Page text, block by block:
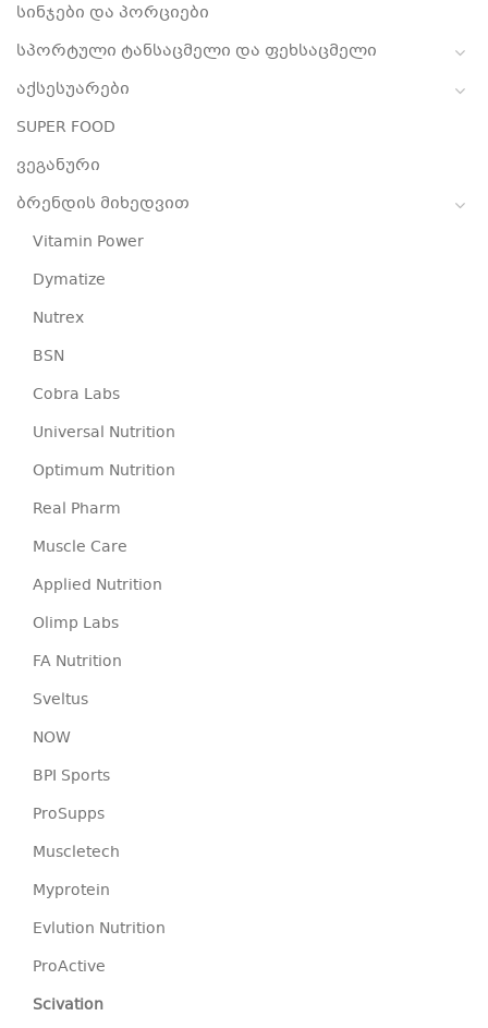
სინჯები და პორციები
სპორტული ტანსაცმელი და ფეხსაცმელი
აქსესუარები
SUPER FOOD
ვეგანური
ბრენდის მიხედვით
Vitamin Power
Dymatize
Nutrex
BSN
Cobra Labs
Universal Nutrition
Optimum Nutrition
Real Pharm
Muscle Care
Applied Nutrition
Olimp Labs
FA Nutrition
Sveltus
NOW
BPI Sports
ProSupps
Muscletech
Myprotein
Evlution Nutrition
ProActive
Scivation